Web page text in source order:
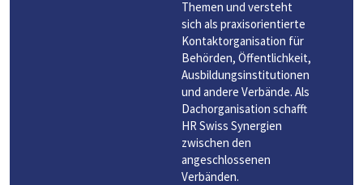
Themen und versteht
sich als praxisorientierte
Kontaktorganisation für
Behörden, Öffentlichkeit,
Ausbildungsinstitutionen
und andere Verbände. Als
Dachorganisation schafft
HR Swiss Synergien
zwischen den
angeschlossenen
Verbänden.